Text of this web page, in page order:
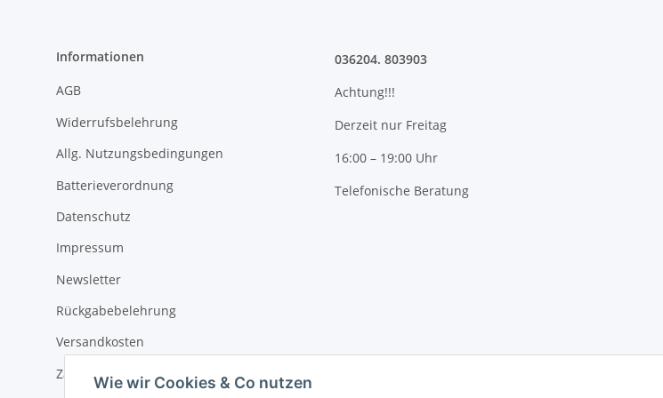
Wie wir Cookies & Co nutzen
Informationen
AGB
Widerrufsbelehrung
Allg. Nutzungsbedingungen
Batterieverordnung
Datenschutz
Impressum
Newsletter
Rückgabebelehrung
Versandkosten
Zahlungsmöglichkeiten
036204. 803903
Achtung!!!
Derzeit nur Freitag
16:00 – 19:00 Uhr
Telefonische Beratung